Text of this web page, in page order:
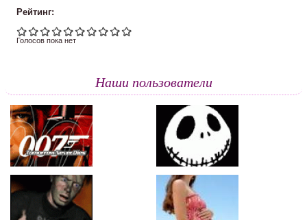
Рейтинг:
Голосов пока нет
Наши пользователи